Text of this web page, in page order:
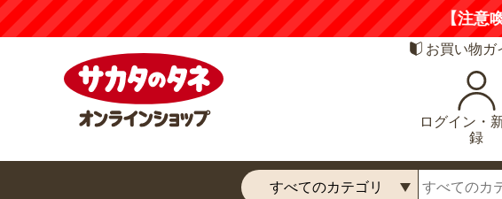
【注意喚起】悪質な
お買い物ガ
ログイン・
録